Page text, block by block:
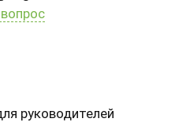
руководителей